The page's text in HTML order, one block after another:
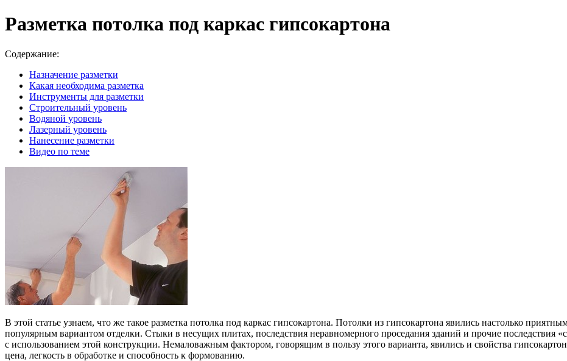
Разметка потолка под каркас гипсокартона
Содержание:
Назначение разметки
Какая необходима разметка
Инструменты для разметки
Строительный уровень
Водяной уровень
Лазерный уровень
Нанесение разметки
Видео по теме
В этой статье узнаем, что же такое разметка потолка под каркас гипсокартона. Потолки из гипсокартона явились настолько
популярным вариантом отделки. Стыки в несущих плитах, последствия неравномерного проседания зданий и прочие последствия
с использованием этой конструкции. Немаловажным фактором, говорящим в пользу этого варианта, явились и свойства
цена, легкость в обработке и способность к формованию.